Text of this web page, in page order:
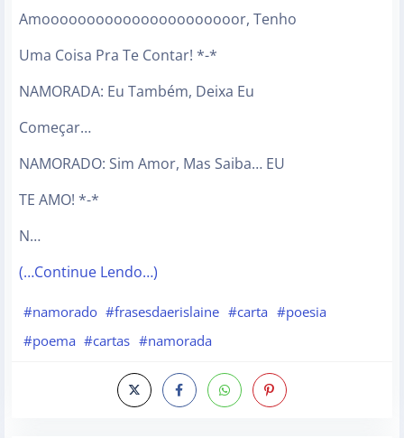
Amoooooooooooooooooooooor, Tenho
Uma Coisa Pra Te Contar! *-*
NAMORADA: Eu Também, Deixa Eu
Começar…
NAMORADO: Sim Amor, Mas Saiba… EU
TE AMO! *-*
N…
(…Continue Lendo…)
#namorado #frasesdaerislaine #carta #poesia
#poema #cartas #namorada